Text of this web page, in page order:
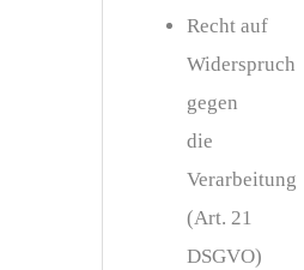
Recht auf
Widerspruch
gegen
die
Verarbeitung
(Art. 21
DSGVO)